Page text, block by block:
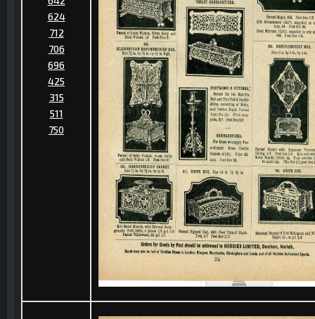
624
712
706
696
425
315
511
750